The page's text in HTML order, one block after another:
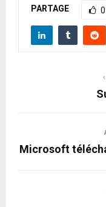
PARTAGE 0
Microsoft